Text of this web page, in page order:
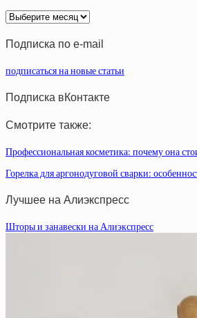
Архив
статей
Подписка по e-mail
подписаться на новые статьи
Подписка вКонтакте
Смотрите также:
Профессиональная косметика: почему она
Горелка для аргонодуговой сварки:
Лучшее на Алиэкспресс
Шторы и занавески на Алиэкспресс